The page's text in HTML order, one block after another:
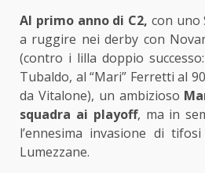
Al primo anno di C2, con uno
a ruggire nei derby con
(contro i lilla doppio
Tubaldo, al “Mari” Ferretti al
da Vitalone), un ambizioso
squadra ai playoff, ma in
l’ennesima invasione di
Lumezzane.